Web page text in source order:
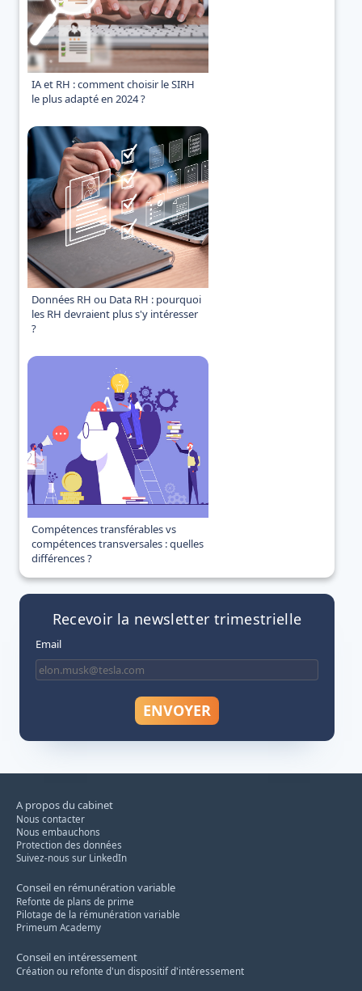
IA et RH : comment choisir le SIRH
le plus adapté en 2024 ?
Données RH ou Data RH : pourquoi
les RH devraient plus s'y intéresser
?
Compétences transférables vs
compétences transversales : quelles
différences ?
Recevoir la newsletter trimestrielle
Email
A propos du cabinet
Nous contacter
Nous embauchons
Protection des données
Suivez-nous sur LinkedIn
Conseil en rémunération variable
Refonte de plans de prime
Pilotage de la rémunération variable
Primeum Academy
Conseil en intéressement
Création ou refonte d'un dispositif d'intéressement